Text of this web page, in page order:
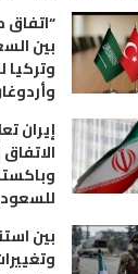
“اتفاق
بين
وتركيا
إيران
بين